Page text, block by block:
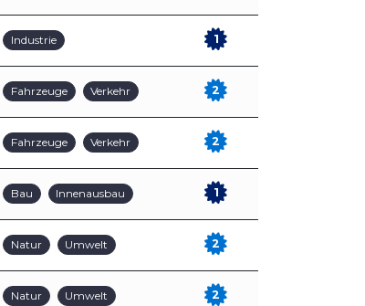
Industrie 1
Fahrzeuge Verkehr 2
Fahrzeuge Verkehr 2
Bau Innenausbau 1
Natur Umwelt 2
Natur Umwelt 2